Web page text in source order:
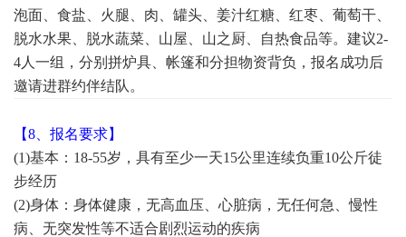
泡面、食盐、火腿、肉、罐头、姜汁红糖、红枣、葡萄干、
脱水水果、脱水蔬菜、山屋、山之厨、自热食品等。 建议2-
4人一组，分别拼炉具、帐篷和分担物资背负，报名成功后
邀请进群约伴结队。
【8、报名要求】
(1)基本：18-55岁， 具有至少一天15公里连续负重10公斤徒
步经历
(2)身体：身体健康，无高血压、心脏病，无任何急、慢性
病、无突发性等不适合剧烈运动的疾病